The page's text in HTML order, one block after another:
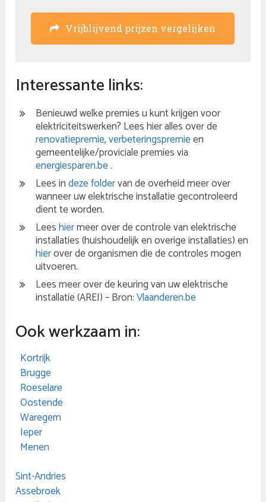
Vrijblijvend prijzen vergelijken
Interessante links:
Benieuwd welke premies u kunt krijgen voor
elektriciteitswerken? Lees hier alles over de
renovatiepremie,verbeteringspremieen
gemeentelijke/proviciale premies via
energiesparen.be.
Lees indeze foldervan de overheid meer over
wanneer uw elektrische installatie gecontroleerd
dient te worden.
Leeshiermeer over de controle van elektrische
installaties (huishoudelijk en overige installaties) en
hierover de organismen die de controles mogen
uitvoeren.
Lees meer over de keuring van uw elektrische
installatie (AREI) – Bron:Vlaanderen.be
Ook werkzaam in:
Kortrijk
Brugge
Roeselare
Oostende
Waregem
Ieper
Menen
Sint-Andries
Assebroek